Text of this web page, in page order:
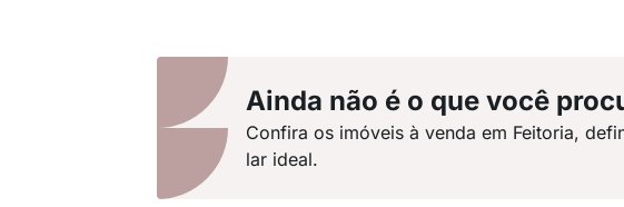
Ainda não é o que você
Confira os imóveis à venda em Feitoria,
lar ideal.